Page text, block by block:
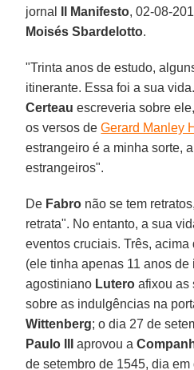
jornal
Il Manifesto, 02-08-
Moisés Sbardelotto.
"Trinta anos de estudo,
itinerante. Essa foi a sua
Certeau escreveria sobre
os versos deGerard Manley
estrangeiro é a minha sorte,
estrangeiros".
De Fabro não se tem
retrata". No entanto, a sua
eventos cruciais. Três,
(ele tinha apenas 11 anos de
agostiniano Lutero afixou as
sobre as indulgências na
Wittenberg; o dia 27 de
Paulo III
aprovou a
de setembro de 1545, dia